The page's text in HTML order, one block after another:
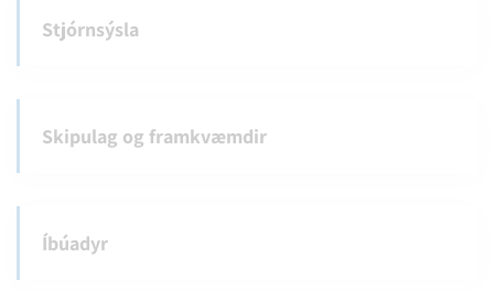
Stjórnsýsla
Skipulag og framkvæmdir
Íbúadyr